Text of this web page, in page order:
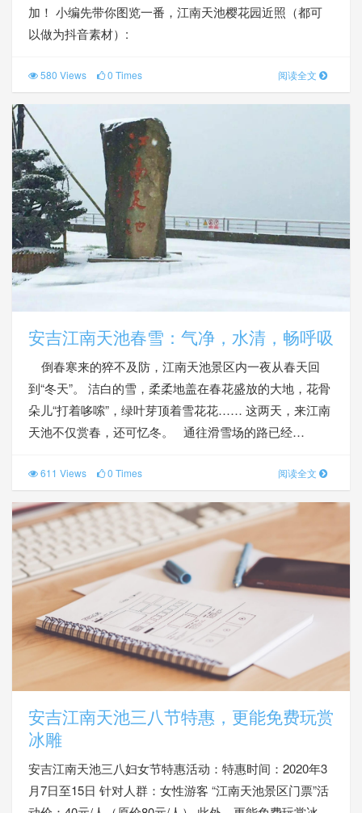
加！ 小编先带你图览一番，江南天池樱花园近照（都可
以做为抖音素材）:
580 Views 0 Times 阅读全文
安吉江南天池春雪：气净，水清，畅呼吸
倒春寒来的猝不及防，江南天池景区内一夜从春天回
到“冬天”。 洁白的雪，柔柔地盖在春花盛放的大地，花骨
朵儿“打着哆嗦”，绿叶芽顶着雪花花…… 这两天，来江南
天池不仅赏春，还可忆冬。 通往滑雪场的路已经…
611 Views 0 Times 阅读全文
安吉江南天池三八节特惠，更能免费玩赏
冰雕
安吉江南天池三八妇女节特惠活动：特惠时间：2020年3
月7日至15日 针对人群：女性游客 “江南天池景区门票”活